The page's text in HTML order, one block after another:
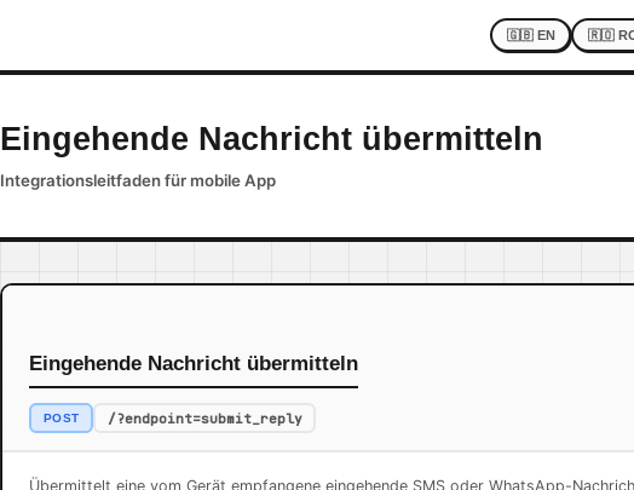
🇬🇧 EN 🇷🇴
Eingehende Nachricht übermitteln
Integrationsleitfaden für mobile App
Eingehende Nachricht übermitteln
POST /?endpoint=submit_reply
Übermittelt eine vom Gerät empfangene eingehende SMS oder WhatsApp-